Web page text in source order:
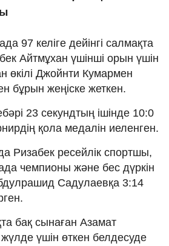
97 келіге дейінгі салмақта
Айтмұхан үшінші орын үшін
өкілі Джойнти Кумармен
бұрын жеңіске жеткен.
23 секундтың ішінде 10:0
қола медалін иеленген.
Ризабек ресейлік спортшы,
чемпионы және бес дүркін
Садулаевқа 3:14
бақ сынаған Азамат
үшін өткен белдесуде